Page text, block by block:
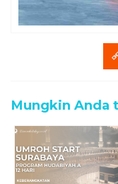
Mungkin Anda